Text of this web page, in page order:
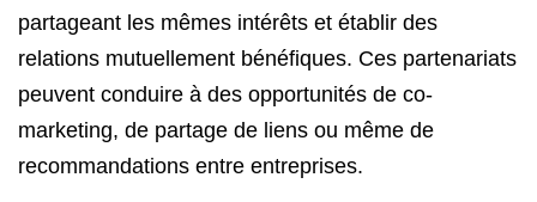
partageant les mêmes intérêts et établir des
relations mutuellement bénéfiques. Ces partenariats
peuvent conduire à des opportunités de co-
marketing, de partage de liens ou même de
recommandations entre entreprises.